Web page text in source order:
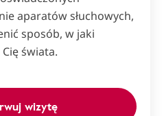
aparatów słuchowych,
sposób, w jaki
świata.
wizytę